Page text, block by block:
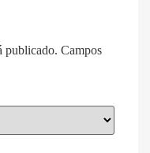
publicado. Campos